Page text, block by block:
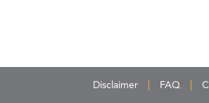
Disclaimer FAQ